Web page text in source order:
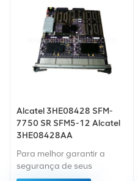
Alcatel 3HE08428 SFM-
7750 SR SFM5-12 Alcatel
3HE08428AA
Para melhor garantir a
segurança de seus
produtos, profissional,